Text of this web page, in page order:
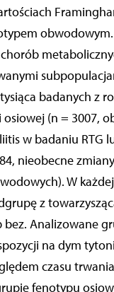
badanych z
(n = 3007,
w badaniu RTG
nieobecne
W
z
Analizowane
na dym
czasu
fenotypu